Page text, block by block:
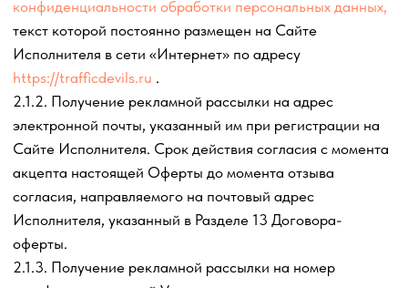
порядке.
4.2. Услуги оказываются одновременно нескольким
Ученикам. Оказание образовательных
основывается на принципах работы в группах. Ученик
понимает и принимает данные условия оказания услуг.
4.3. В случае, если Ученик акцептовал настоящий
Договор-оферту, выбрав Тариф и Пакет услуг, оказание
образовательныхУслуг для других лиц по которому
началось до даты акцепта, то Ученик присоединяется к
группе на соответствующем этапе оказания услуг.
Срок оказания Услуг для Ученика не продляется на срок
уже пройденных группой Модулей. Стоимость Пакета
услуг для Ученика не снижается пропорционально
объему пройденных группой Модулей.
4.4. До начала оказания образовательных
предоставляет Исполнителю данные, необходимые для
оказания образовательных
Услуг по настоящему